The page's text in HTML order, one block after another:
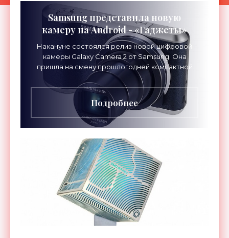
Samsung представила новую
камеру на Android - «Гаджеты»
Накануне состоялся релиз новой цифровой
камеры Galaxy Camera 2 от Samsung. Она
пришла на смену прошлогодней компактной
камере Samsung Galaxy Camera. Новинка,...
Подробнее